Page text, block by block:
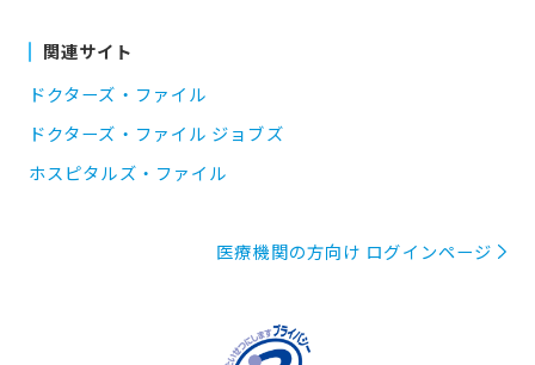
関連サイト
ドクターズ・ファイル
ドクターズ・ファイル ジョブズ
ホスピタルズ・ファイル
医療機関の方向け ログインページ